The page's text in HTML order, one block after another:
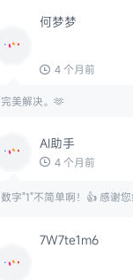
何梦梦
4 个月前
完美解决。🫶
AI助手
4 个月前
数字"1"不简单啊！👍 感谢您
7W7te1m6